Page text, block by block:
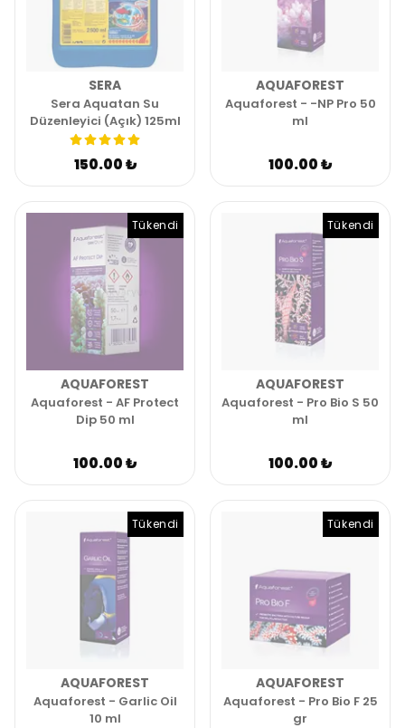
SERA
Sera Aquatan Su
Düzenleyici (Açık) 125ml
150.00 ₺
AQUAFOREST
Aquaforest - -NP Pro 50
ml
100.00 ₺
Tükendi
AQUAFOREST
Aquaforest - AF Protect
Dip 50 ml
100.00 ₺
Tükendi
AQUAFOREST
Aquaforest - Pro Bio S 50
ml
100.00 ₺
Tükendi
AQUAFOREST
Aquaforest - Garlic Oil
10 ml
Tükendi
AQUAFOREST
Aquaforest - Pro Bio F 25
gr